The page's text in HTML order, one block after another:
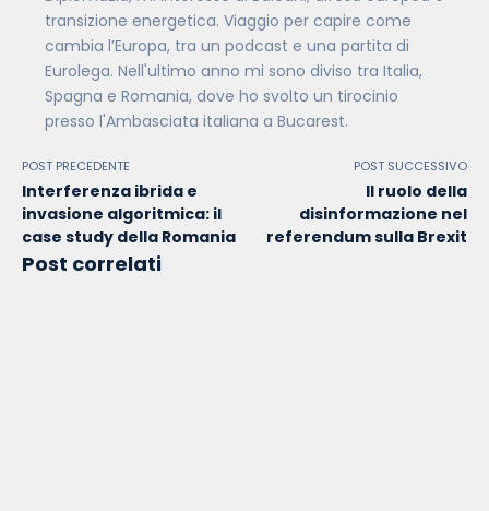
transizione energetica. Viaggio per capire come
cambia l’Europa, tra un podcast e una partita di
Eurolega. Nell'ultimo anno mi sono diviso tra Italia,
Spagna e Romania, dove ho svolto un tirocinio
presso l'Ambasciata italiana a Bucarest.
POST PRECEDENTE
Interferenza ibrida e
invasione algoritmica: il
case study della Romania
POST SUCCESSIVO
Il ruolo della
disinformazione nel
referendum sulla Brexit
Post correlati